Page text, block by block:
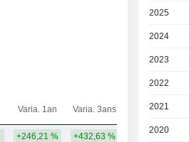
Varia. 1an Varia. 3ans Capi.($)
+246,21 % +432,63 %
2025
2024
2023
2022
2021
2020